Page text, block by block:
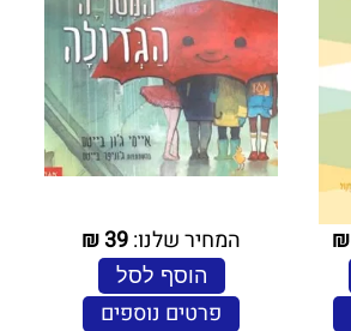
₪ המחיר שלנו:39
₪
הוסף לסל
פרטים נוספים